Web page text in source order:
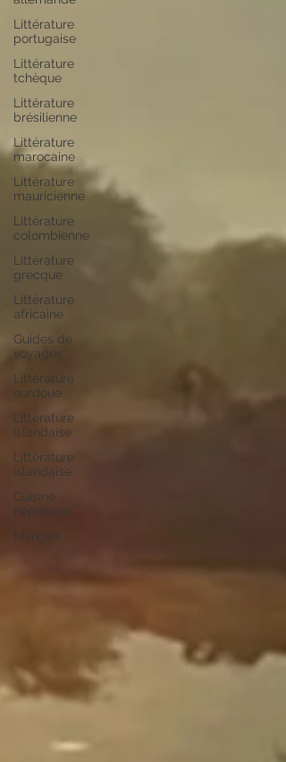
Littérature
portugaise
Littérature
tchèque
Littérature
brésilienne
Littérature
marocaine
Littérature
mauricienne
Littérature
colombienne
Littérature
grecque
Littérature
africaine
Guides de
voyages
Littérature
ourdoue
Littérature
islandaise
Littérature
islandaise
Cuisine
népalaise
Mangas